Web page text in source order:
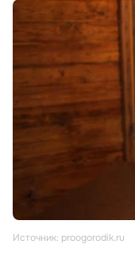
Источник: proogorodik.ru